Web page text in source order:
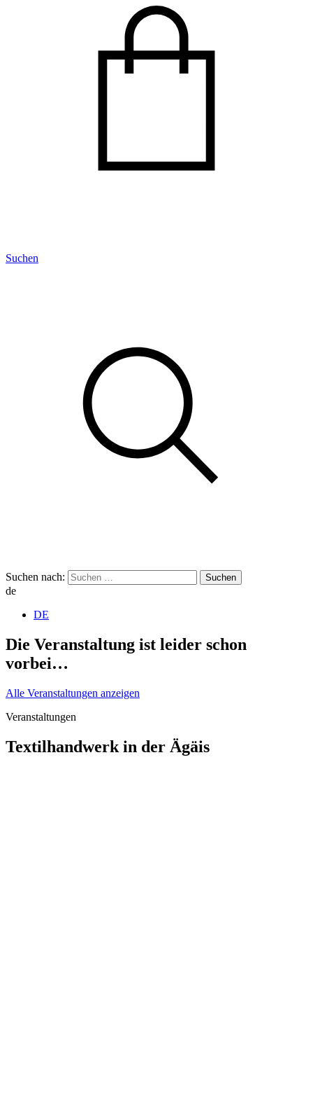
Suchen
Suchen nach:
de
DE
Die Veranstaltung ist leider schon
vorbei…
Alle Veranstaltungen anzeigen
Veranstaltungen
Textilhandwerk in der Ägäis